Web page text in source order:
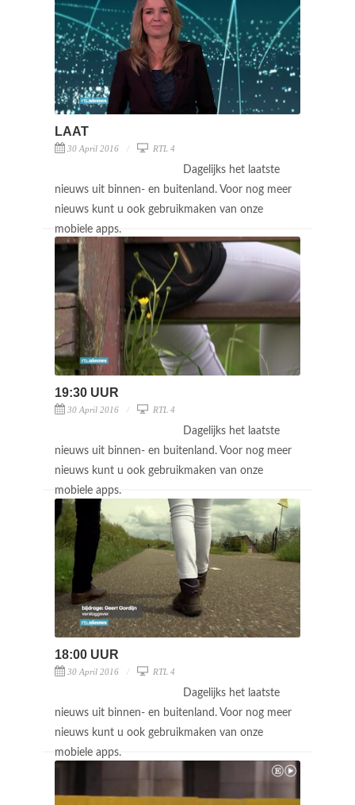
LAAT
30 April 2016 RTL 4
Dagelijks het laatste
nieuws uit binnen- en buitenland. Voor nog meer
nieuws kunt u ook gebruikmaken van onze
mobiele apps.
19:30 UUR
30 April 2016 RTL 4
Dagelijks het laatste
nieuws uit binnen- en buitenland. Voor nog meer
nieuws kunt u ook gebruikmaken van onze
mobiele apps.
18:00 UUR
30 April 2016 RTL 4
Dagelijks het laatste
nieuws uit binnen- en buitenland. Voor nog meer
nieuws kunt u ook gebruikmaken van onze
mobiele apps.